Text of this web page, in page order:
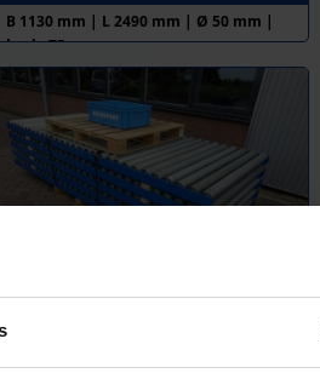
B 1130 mm | L 2490 mm | Ø 50 mm |
h.o.h. 75 mm
Rollenbaan - 1006067
B 1165 mm | L 3000 mm | Ø 80 mm |